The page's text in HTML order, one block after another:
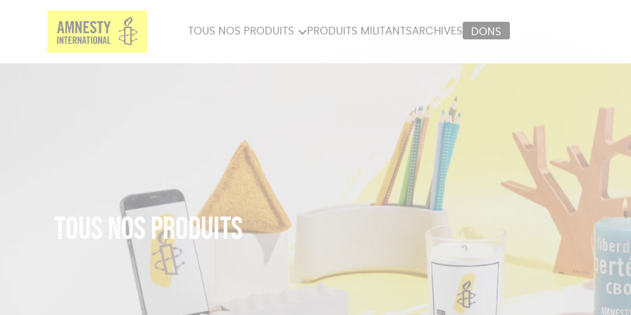
TOUS NOS PRODUITS
PAPETERIE
ÉPICERIE
PRODUITS MILITANTSARCHIVES DONS
Tous nos produits